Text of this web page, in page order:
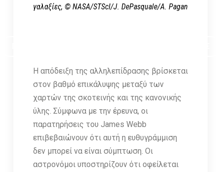
γαλαξίες, © NASA/STScI/J. DePasquale/A. Pagan
Η απόδειξη της αλληλεπίδρασης βρίσκεται
στον βαθμό επικάλυψης μεταξύ των
χαρτών της σκοτεινής και της κανονικής
ύλης. Σύμφωνα με την έρευνα, οι
παρατηρήσεις του James Webb
επιβεβαιώνουν ότι αυτή η ευθυγράμμιση
δεν μπορεί να είναι σύμπτωση. Οι
αστρονόμοι υποστηρίζουν ότι οφείλεται